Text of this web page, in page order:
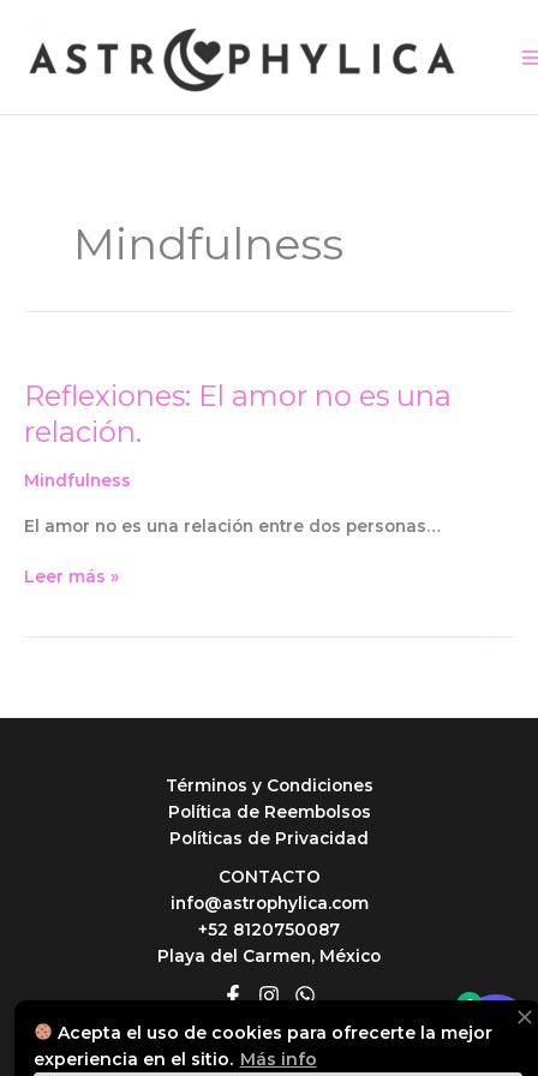
contenido
Mindfulness
Reflexiones: El amor no es una
relación.
Mindfulness
El amor no es una relación entre dos personas…
Reflexiones:
amor
no
una
Leer más »
Términos y Condiciones
Política de Reembolsos
Políticas de Privacidad
CONTACTO
info@astrophylica.com
+52 8120750087
Playa del Carmen, México
© 2026 Astrophylica
0
Acepta el uso de cookies para ofrecerte la mejor
experiencia en el sitio. Más info